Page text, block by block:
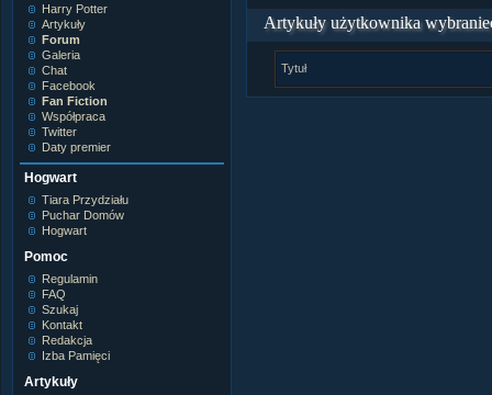
Harry Potter
Artykuły
Forum
Galeria
Chat
Facebook
Fan Fiction
Współpraca
Twitter
Daty premier
Hogwart
Tiara Przydziału
Puchar Domów
Hogwart
Pomoc
Regulamin
FAQ
Szukaj
Kontakt
Redakcja
Izba Pamięci
Artykuły
Artykuły użytkownika
Tytuł